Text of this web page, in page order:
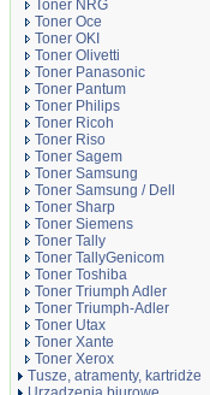
Toner NRG
Toner Oce
Toner OKI
Toner Olivetti
Toner Panasonic
Toner Pantum
Toner Philips
Toner Ricoh
Toner Riso
Toner Sagem
Toner Samsung
Toner Samsung / Dell
Toner Sharp
Toner Siemens
Toner Tally
Toner TallyGenicom
Toner Toshiba
Toner Triumph Adler
Toner Triumph-Adler
Toner Utax
Toner Xante
Toner Xerox
Tusze, atramenty, kartridże